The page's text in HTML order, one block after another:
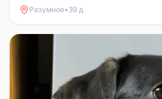
Разумное• 39 д